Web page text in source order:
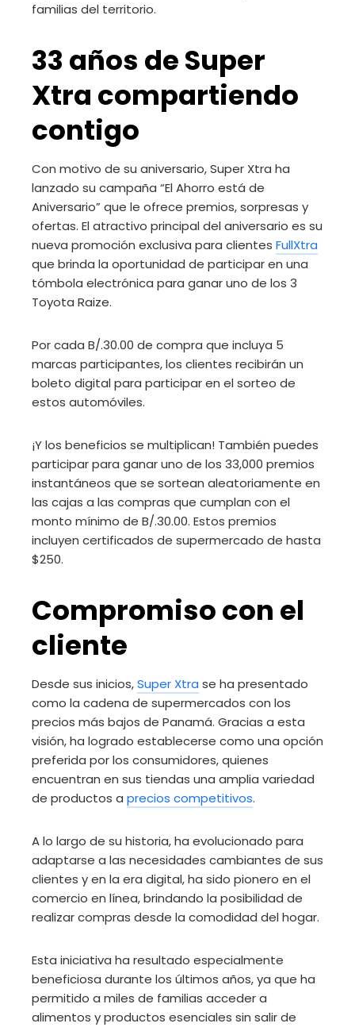
familias del territorio.
33 años de Super
Xtra compartiendo
contigo
Con motivo de su aniversario, Super Xtra ha
lanzado su campaña “El Ahorro está de
Aniversario” que le ofrece premios, sorpresas y
ofertas. El atractivo principal del aniversario es su
nueva promoción exclusiva para clientes FullXtra
que brinda la oportunidad de participar en una
tómbola electrónica para ganar uno de los 3
Toyota Raize.
Por cada B/.30.00 de compra que incluya 5
marcas participantes, los clientes recibirán un
boleto digital para participar en el sorteo de
estos automóviles.
¡Y los beneficios se multiplican! También puedes
participar para ganar uno de los 33,000 premios
instantáneos que se sortean aleatoriamente en
las cajas a las compras que cumplan con el
monto mínimo de B/.30.00. Estos premios
incluyen certificados de supermercado de hasta
$250.
Compromiso con el
cliente
Desde sus inicios,Super Xtra se ha presentado
como la cadena de supermercados con los
precios más bajos de Panamá. Gracias a esta
visión, ha logrado establecerse como una opción
preferida por los consumidores, quienes
encuentran en sus tiendas una amplia variedad
de productos a precios competitivos.
A lo largo de su historia, ha evolucionado para
adaptarse a las necesidades cambiantes de sus
clientes y en la era digital, ha sido pionero en el
comercio en línea, brindando la posibilidad de
realizar compras desde la comodidad del hogar.
Esta iniciativa ha resultado especialmente
beneficiosa durante los últimos años, ya que ha
permitido a miles de familias acceder a
alimentos y productos esenciales sin salir de